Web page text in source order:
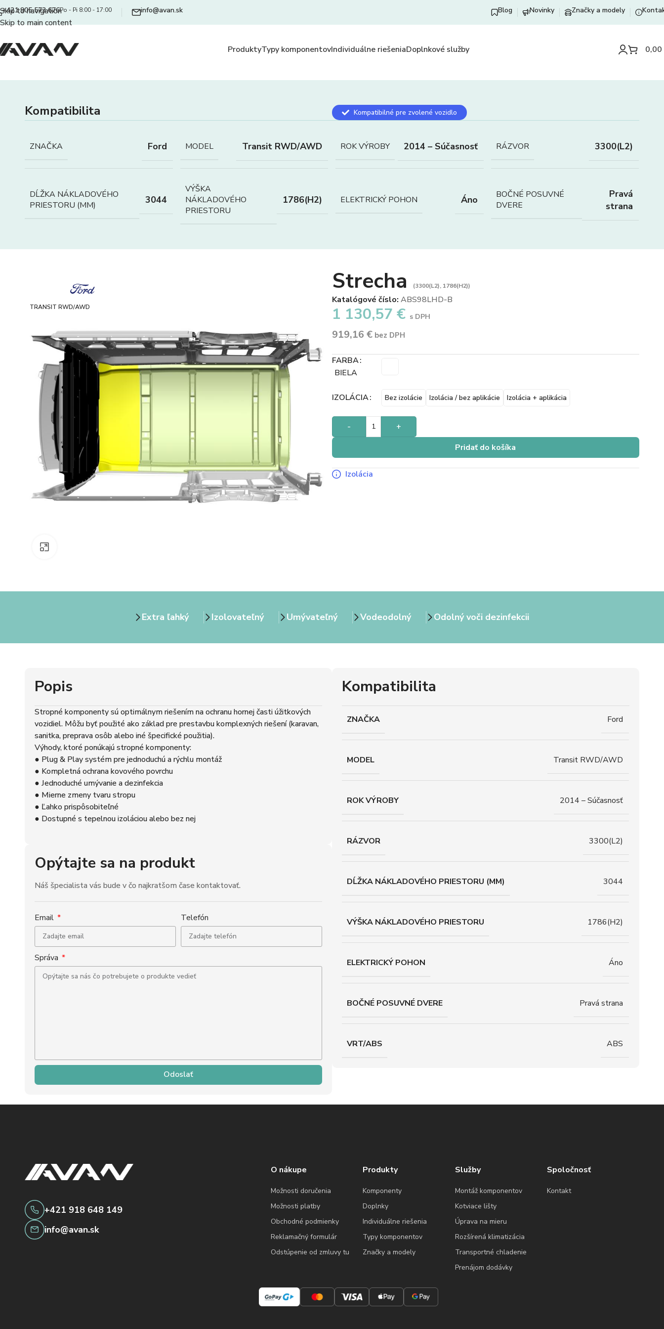
Skip to navigation
Skip to main content
+421 905 573 676Po - Pi 8:00 - 17:00 info@avan.sk Blog Novinky Značky a modely
ProduktyTypy komponentovIndividuálne riešeniaDoplnkové služby 0,00
Kompatibilita Kompatibilné pre zvolené vozidlo
ZNAČKA Ford MODEL Transit RWD/AWD ROK VÝROBY 2014 – Súčasnosť RÁZVOR 3300(L2)
DĹŽKA NÁKLADOVÉHO
PRIESTORU (MM)
3044
VÝŠKA
NÁKLADOVÉHO
PRIESTORU
1786(H2) ELEKTRICKÝ POHON Áno
BOČNÉ POSUVNÉ
DVERE
Pravá
strana
TRANSIT RWD/AWD
Strecha (3300(L2), 1786(H2))
Katalógové číslo: ABS98LHD-B
1 130,57 € s DPH
919,16 €bez DPH
FARBA
BIELA
IZOLÁCIA Bez izolácie Izolácia / bez aplikácie Izolácia + aplikácia
-
+
Pridať do košíka
Izolácia
Extra ľahký Izolovateľný Umývateľný Vodeodolný Odolný voči dezinfekcii
Popis
Stropné komponenty sú optimálnym riešením na ochranu hornej časti úžitkových
vozidiel. Môžu byť použité ako základ pre prestavbu komplexných riešení (karavan,
sanitka, preprava osôb alebo iné špecifické použitia).
Výhody, ktoré ponúkajú stropné komponenty:
● Plug & Play systém pre jednoduchú a rýchlu montáž
● Kompletná ochrana kovového povrchu
● Jednoduché umývanie a dezinfekcia
● Mierne zmeny tvaru stropu
● Ľahko prispôsobiteľné
● Dostupné s tepelnou izoláciou alebo bez nej
Opýtajte sa na produkt
Náš špecialista vás bude v čo najkratšom čase kontaktovať.
Email Telefón
Správa
Odoslať
Kompatibilita
ZNAČKA Ford
MODEL Transit RWD/AWD
ROK VÝROBY 2014 – Súčasnosť
RÁZVOR 3300(L2)
DĹŽKA NÁKLADOVÉHO PRIESTORU (MM) 3044
VÝŠKA NÁKLADOVÉHO PRIESTORU 1786(H2)
ELEKTRICKÝ POHON Áno
BOČNÉ POSUVNÉ DVERE Pravá strana
VRT/ABS ABS
+421 918 648 149
info@avan.sk
O nákupe
Možnosti doručenia
Možnosti platby
Obchodné podmienky
Reklamačný formulár
Odstúpenie od zmluvy tu
Produkty
Komponenty
Doplnky
Individuálne riešenia
Typy komponentov
Značky a modely
Služby
Montáž komponentov
Kotviace lišty
Úprava na mieru
Rozšírená klimatizácia
Transportné chladenie
Prenájom dodávky
Spoločnosť
Kontakt